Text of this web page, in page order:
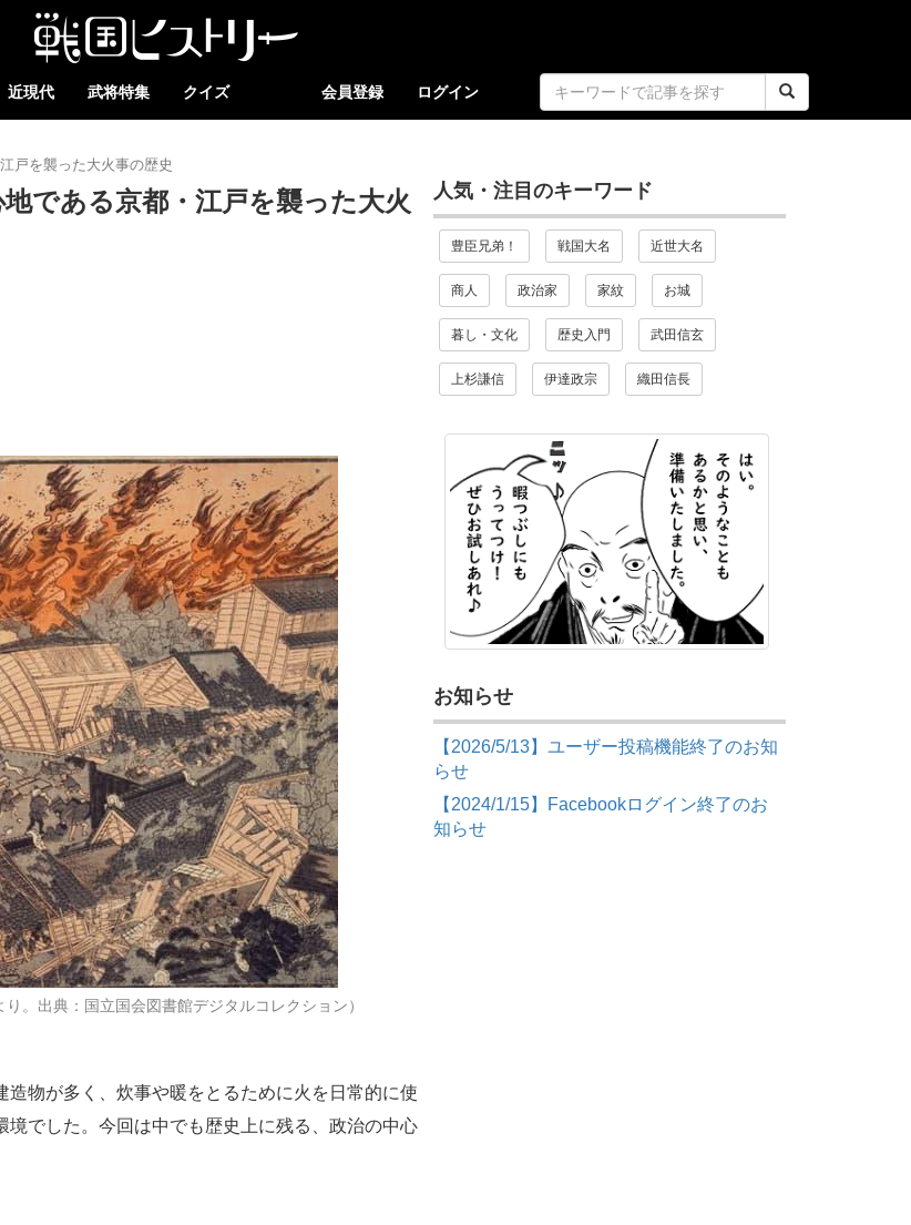
近現代 武将特集 クイズ 会員登録 ログイン
戸を襲った大火事の歴史
である京都・江戸を襲った大火
。出典：国立国会図書館デジタルコレクション）
物が多く、炊事や暖をとるために火を日常的に使
でした。今回は中でも歴史上に残る、政治の中心
人気・注目のキーワード
豊臣兄弟！ 戦国大名 近世大名
商人 政治家 家紋 お城
暮し・文化 歴史入門 武田信玄
上杉謙信 伊達政宗 織田信長
お知らせ
【2026/5/13】ユーザー投稿機能終了のお知
らせ
【2024/1/15】Facebookログイン終了のお
知らせ